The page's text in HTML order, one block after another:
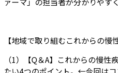
【地域で取り組むこれからの慢
（1）【Q＆A】これからの慢性